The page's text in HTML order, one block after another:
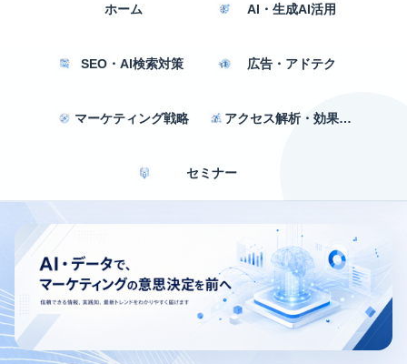
ホーム AI・生成AI活用
SEO・AI検索対策 広告・アドテク
マーケティング戦略 アクセス解析・効果測定
セミナー